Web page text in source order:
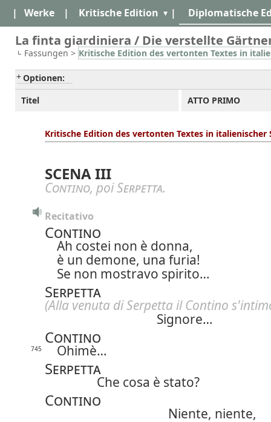
| Werke | Kritische Edition | Diplomatische
La finta giardiniera / Die verstellte
Fassungen > Kritische Edition des vertonten Textes in
Optionen:
Titel
ATTO PRIMO
Kritische Edition des vertonten Textes in italienischer
SCENA III
Contino, poiSerpetta.
Recitativo
Contino
Ah costei non è donna,
è un demone, una furia!
Se non mostravo spirito…
Serpetta
(Alla venuta di Serpettail Contino
Signore…
Contino
745 Ohimè…
Serpetta
Che cosa è stato?
Contino
Niente, niente,